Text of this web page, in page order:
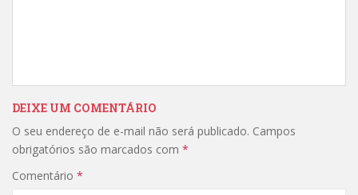
DEIXE UM COMENTÁRIO
O seu endereço de e-mail não será publicado. Campos
obrigatórios são marcados com *
Comentário *